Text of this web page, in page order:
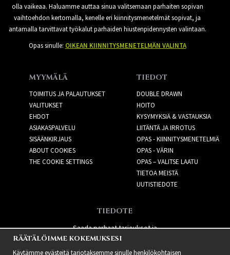
olla vaikeaa. Haluamme auttaa sinua valitsemaan parhaiten sopivan
vaihtoehdon kertomalla, kenelle eri kiinnitysmenetelmät sopivat, ja
antamalla tarvittavat työkalut parhaiden hiustenpidennysten valintaan.
Opas sinulle: OIKEAN KIINNITYSMENETELMÄN VALINTA
MYYMÄLÄ
TOIMITUS JA PALAUTUKSET
VALITUKSET
EHDOT
ASIAKASPALVELU
SISÄÄNKIRJAUS
ABOUT COOKIES
THE COOKIE SETTINGS
TIEDOT
DOUBLE DRAWN
HOITO
KYSYMYKSIÄ & VASTAUKSIA
LIITÄNTÄ JA IRROTUS
OPAS - KIINNITYSMENETELMIÄ
OPAS - VÄRIN
OPAS – VALITSE LAATU
TIETOA MEISTÄ
UUTISTIEDOTE
TIEDOTE
Saada parhaat tarjoukset ja
uusia tuotteita!
RÄÄTÄLÖIMME KOKEMUKSESI
Käytämme evästeitä tarjotaksemme sinulle henkilökohtaisen